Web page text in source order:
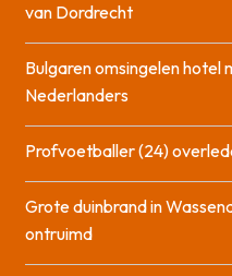
van Dordrecht
Bulgaren omsingelen hotel
Nederlanders
Profvoetballer (24)
Grote duinbrand in
ontruimd